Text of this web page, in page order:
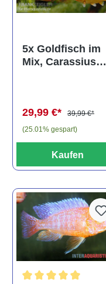
5x Goldfisch im
Mix, Carassius
29,99 €*
39,99 €*
(25.01% gespart)
Kaufen